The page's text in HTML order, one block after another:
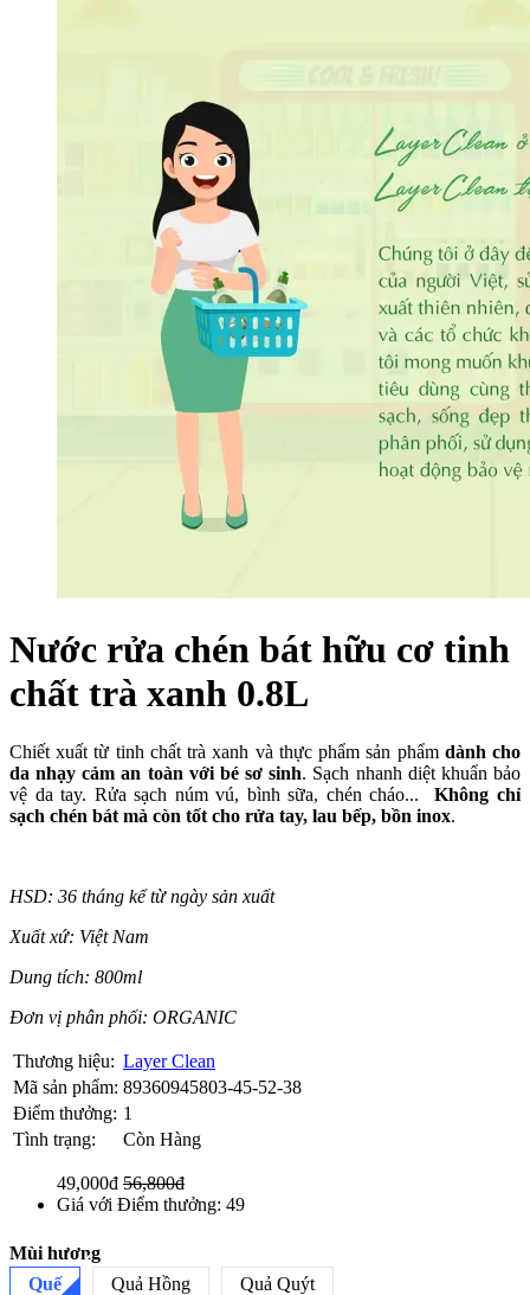
Nước rửa chén bát hữu cơ tinh
chất trà xanh 0.8L
Chiết xuất từ tinh chất trà xanh và thực phẩm sản phẩm dành cho
da nhạy cảm an toàn với bé sơ sinh. Sạch nhanh diệt khuẩn bảo
vệ da tay. Rửa sạch núm vú, bình sữa, chén cháo...Không chỉ
sạch chén bát mà còn tốt cho rửa tay, lau bếp, bồn inox.
HSD: 36 tháng kể từ ngày sản xuất
Xuất xứ: Việt Nam
Dung tích: 800ml
Đơn vị phân phối: ORGANIC
Thương hiệu: Layer Clean
Mã sản phẩm: 89360945803-45-52-38
Điểm thưởng: 1
Tình trạng:
Còn Hàng
49,000đ 56,800đ
Giá với Điểm thưởng: 49
Mùi hương
Quế
Quả Hồng Quả Quýt